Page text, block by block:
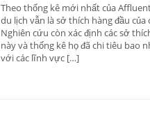
Theo thống kê mới nhất của
du lịch vẫn là sở thích hàng đầu
Nghiên cứu còn xác định các sở
này và thống kê họ đã chi tiêu bao
với các lĩnh vực […]